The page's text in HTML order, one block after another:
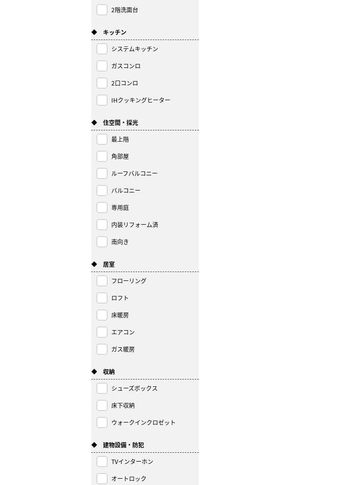
2階洗面台
◆ キッチン
システムキッチン
ガスコンロ
2口コンロ
IHクッキングヒーター
◆ 住空間・採光
最上階
角部屋
ルーフバルコニー
バルコニー
専用庭
内装リフォーム済
南向き
◆ 居室
フローリング
ロフト
床暖房
エアコン
ガス暖房
◆ 収納
シューズボックス
床下収納
ウォークインクロゼット
◆ 建物設備・防犯
TVインターホン
オートロック